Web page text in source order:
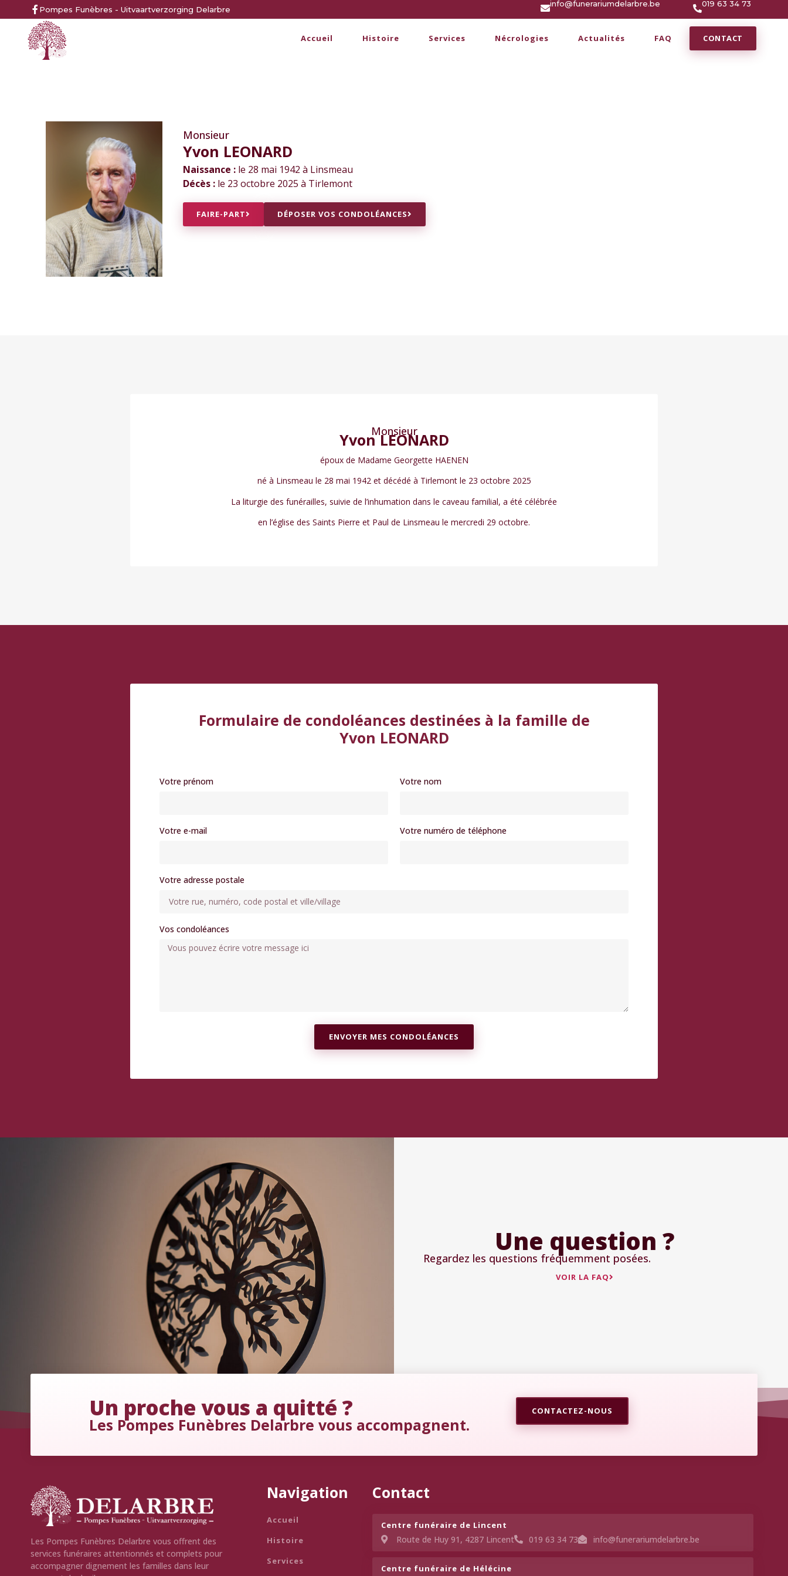
Pompes Funèbres - Uitvaartverzorging Delarbre
info@funerariumdelarbre.be 019 63 34 73
Accueil Histoire Services Nécrologies Actualités FAQ CONTACT
Monsieur
Yvon LEONARD
Naissance : le 28 mai 1942 à Linsmeau
Décès : le 23 octobre 2025 à Tirlemont
FAIRE-PART DÉPOSER VOS CONDOLÉANCES
Monsieur
Yvon LEONARD
époux de Madame Georgette HAENEN
né à Linsmeau le 28 mai 1942 et décédé à Tirlemont le 23 octobre 2025
La liturgie des funérailles, suivie de l’inhumation dans le caveau familial, a été célébrée
en l’église des Saints Pierre et Paul de Linsmeau le mercredi 29 octobre.
Formulaire de condoléances destinées à la famille de
Yvon LEONARD
Votre prénom Votre nom
Votre e-mail Votre numéro de téléphone
Votre adresse postale
Vos condoléances
ENVOYER MES CONDOLÉANCES
Une question ?
Regardez les questions fréquemment posées.
VOIR LA FAQ
Un proche vous a quitté ?
Les Pompes Funèbres Delarbre vous accompagnent.
CONTACTEZ-NOUS
Les Pompes Funèbres Delarbre vous offrent des
services funéraires attentionnés et complets pour
accompagner dignement les familles dans leur
Navigation
Accueil
Histoire
Services
Contact
Centre funéraire de Lincent​
Route de Huy 91, 4287 Lincent 019 63 34 73 info@funerariumdelarbre.be
Centre funéraire de Hélécine